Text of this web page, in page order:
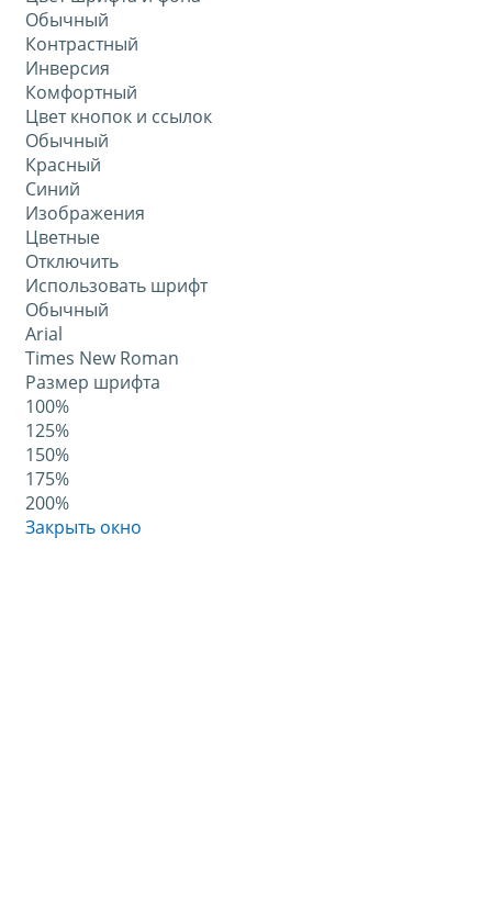
Обычный
Контрастный
Инверсия
Комфортный
Цвет кнопок и ссылок
Обычный
Красный
Синий
Изображения
Цветные
Отключить
Использовать шрифт
Обычный
Arial
Times New Roman
Размер шрифта
100%
125%
150%
175%
200%
Закрыть окно